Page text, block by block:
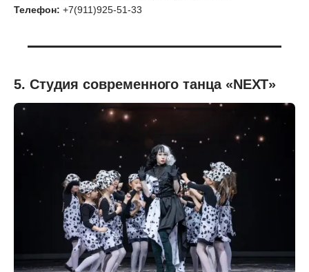
Телефон: +7(911)925-51-33
5. Студия современного танца «NEXT»